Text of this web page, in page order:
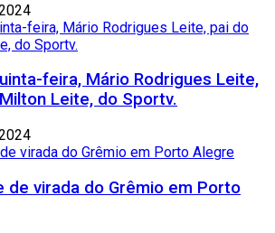
feira, Mário Rodrigues Leite,
Leite, do Sportv.
de virada do Grêmio em Porto